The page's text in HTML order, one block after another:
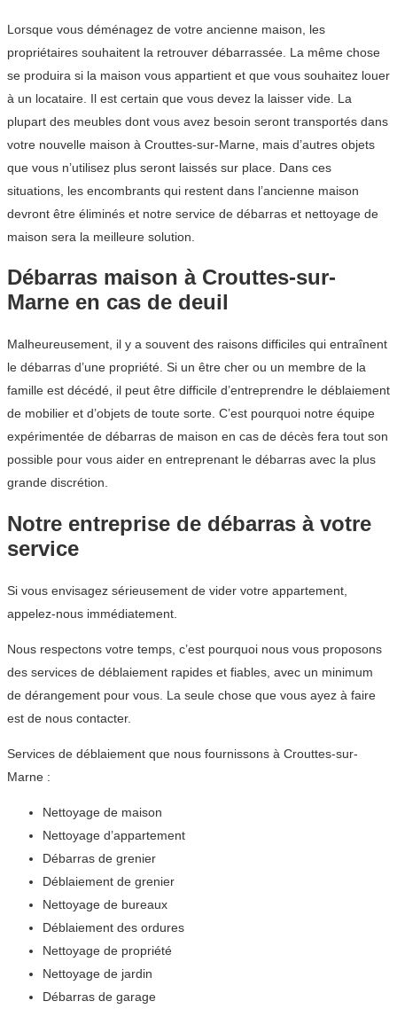
Lorsque vous déménagez de votre ancienne maison, les
propriétaires souhaitent la retrouver débarrassée. La même chose
se produira si la maison vous appartient et que vous souhaitez louer
à un locataire. Il est certain que vous devez la laisser vide. La
plupart des meubles dont vous avez besoin seront transportés dans
votre nouvelle maison à Crouttes-sur-Marne, mais d’autres objets
que vous n’utilisez plus seront laissés sur place. Dans ces
situations, les encombrants qui restent dans l’ancienne maison
devront être éliminés et notre service de débarras et nettoyage de
maison sera la meilleure solution.
Débarras maison à Crouttes-sur-
Marne en cas de deuil
Malheureusement, il y a souvent des raisons difficiles qui entraînent
le débarras d’une propriété. Si un être cher ou un membre de la
famille est décédé, il peut être difficile d’entreprendre le déblaiement
de mobilier et d’objets de toute sorte. C’est pourquoi notre équipe
expérimentée de débarras de maison en cas de décès fera tout son
possible pour vous aider en entreprenant le débarras avec la plus
grande discrétion.
Notre entreprise de débarras à votre
service
Si vous envisagez sérieusement de vider votre appartement,
appelez-nous immédiatement.
Nous respectons votre temps, c’est pourquoi nous vous proposons
des services de déblaiement rapides et fiables, avec un minimum
de dérangement pour vous. La seule chose que vous ayez à faire
est de nous contacter.
Services de déblaiement que nous fournissons à Crouttes-sur-
Marne :
Nettoyage de maison
Nettoyage d’appartement
Débarras de grenier
Déblaiement de grenier
Nettoyage de bureaux
Déblaiement des ordures
Nettoyage de propriété
Nettoyage de jardin
Débarras de garage